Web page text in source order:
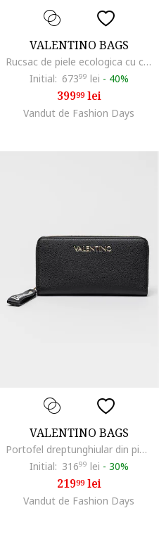
VALENTINO BAGS
Rucsac de piele ecologica cu compartiment pentru laptop Brixton, Caramel
Initial: 67399 lei - 40%
39999lei
Vandut de Fashion Days
VALENTINO BAGS
Portofel dreptunghiular din piele ecologica cu fermoar, Auriu/Negru
Initial: 31699 lei - 30%
21999lei
Vandut de Fashion Days